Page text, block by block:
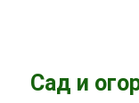
Сад и